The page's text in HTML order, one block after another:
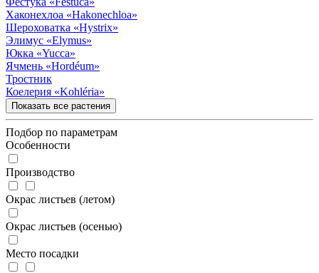
Хаконехлоа «Hakonechloa»
Шероховатка «Hystrix»
Элимус «Elymus»
Юкка «Yucca»
Ячмень «Hordéum»
Тростник
Коелерия «Kohléria»
Показать все растения
Подбор по параметрам
Особенности
Производство
Окрас листьев (летом)
Окрас листьев (осенью)
Место посадки